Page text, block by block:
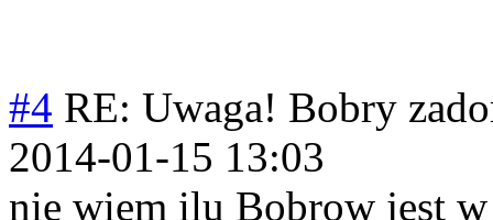
#4 RE: Uwaga! Bobry
2014-01-15 13:03
nie wiem ilu Bobrow jest